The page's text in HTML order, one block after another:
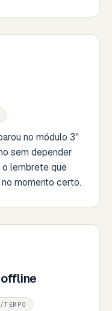
no módulo 3"
sem depender
o lembrete que
no momento certo.